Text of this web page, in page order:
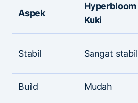
Aspek
Hyperbloom
Kuki
Stabil Sangat stabil
Build Mudah